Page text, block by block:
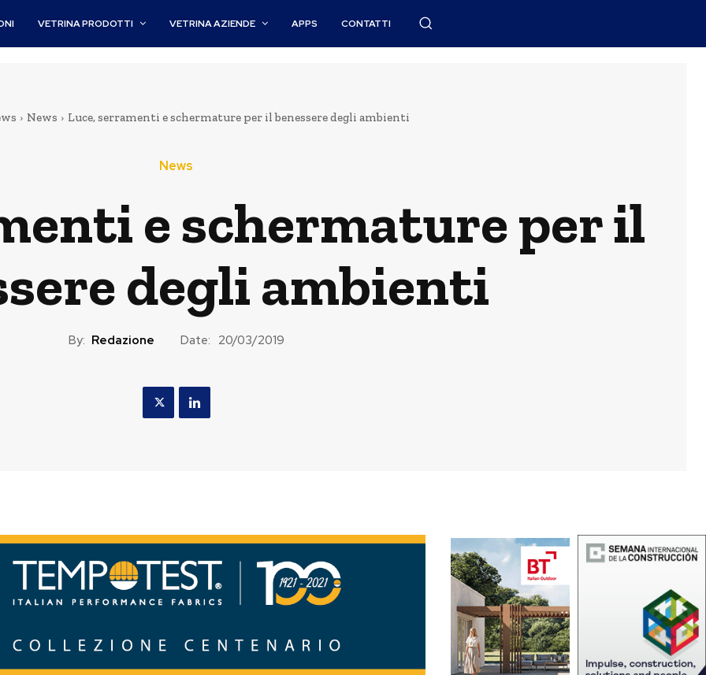
VETRINA PRODOTTI VETRINA AZIENDE APPS CONTATTI
News Luce, serramenti e schermature per il benessere degli ambienti
News
e schermature per il
degli ambienti
By: Redazione Date: 20/03/2019